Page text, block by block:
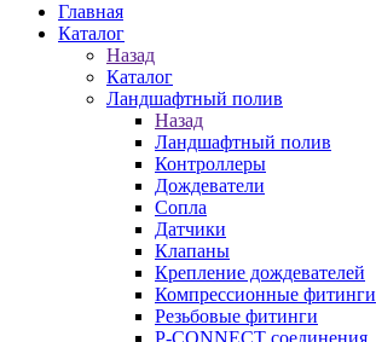
Главная
Каталог
Назад
Каталог
Ландшафтный полив
Назад
Ландшафтный полив
Контроллеры
Дождеватели
Сопла
Датчики
Клапаны
Крепление дождевателей
Компрессионные фитинги
Резьбовые фитинги
P-CONNECT соединения